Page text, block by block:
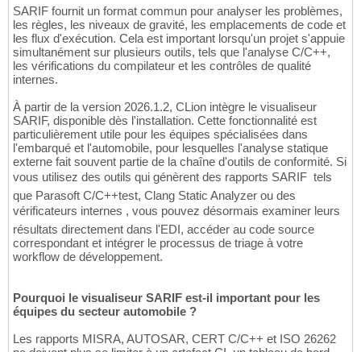
SARIF fournit un format commun pour analyser les problèmes,
les règles, les niveaux de gravité, les emplacements de code et
les flux d'exécution. Cela est important lorsqu'un projet s'appuie
simultanément sur plusieurs outils, tels que l'analyse C/C++,
les vérifications du compilateur et les contrôles de qualité
internes.
À partir de la version 2026.1.2, CLion intègre le visualiseur
SARIF, disponible dès l'installation. Cette fonctionnalité est
particulièrement utile pour les équipes spécialisées dans
l'embarqué et l'automobile, pour lesquelles l'analyse statique
externe fait souvent partie de la chaîne d'outils de conformité. Si
vous utilisez des outils qui génèrent des rapports SARIF  tels
que Parasoft C/C++test, Clang Static Analyzer ou des
vérificateurs internes , vous pouvez désormais examiner leurs
résultats directement dans l'EDI, accéder au code source
correspondant et intégrer le processus de triage à votre
workflow de développement.
Pourquoi le visualiseur SARIF est-il important pour les
équipes du secteur automobile ?
Les rapports MISRA, AUTOSAR, CERT C/C++ et ISO 26262